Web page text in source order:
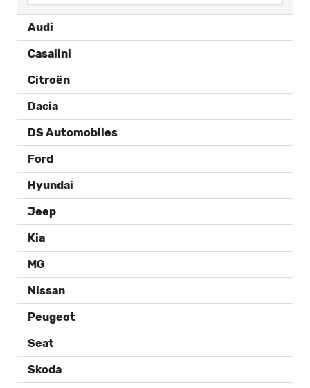
Audi
Casalini
Citroën
Dacia
DS Automobiles
Ford
Hyundai
Jeep
Kia
MG
Nissan
Peugeot
Seat
Skoda